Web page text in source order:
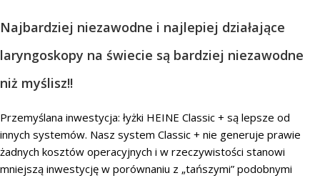
Najbardziej niezawodne i najlepiej działające
laryngoskopy na świecie są bardziej niezawodne
niż myślisz!!
Przemyślana inwestycja: łyżki HEINE Classic + są lepsze od
innych systemów. Nasz system Classic + nie generuje prawie
żadnych kosztów operacyjnych i w rzeczywistości stanowi
mniejszą inwestycję w porównaniu z „tańszymi” podobnymi